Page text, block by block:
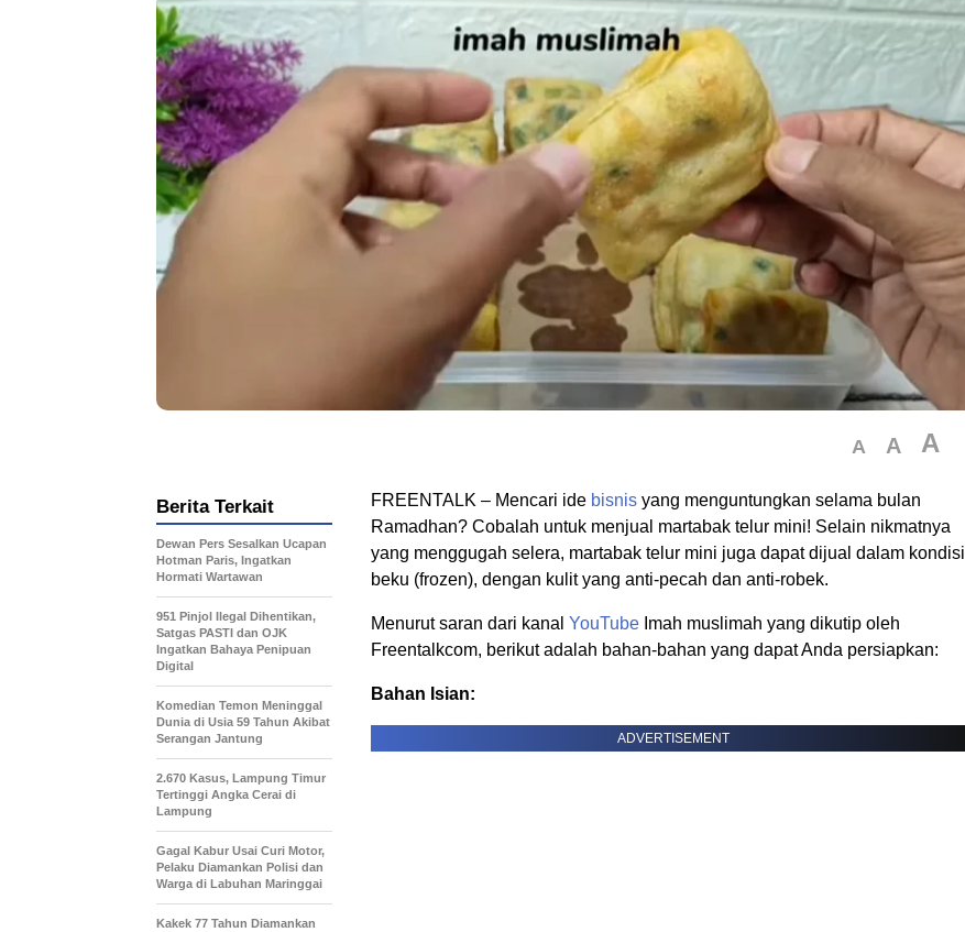
A A A
FREENTALK – Mencari ide bisnis yang menguntungkan selama bulan
Ramadhan? Cobalah untuk menjual martabak telur mini! Selain nikmatnya
yang menggugah selera, martabak telur mini juga dapat dijual dalam kondisi
beku (frozen), dengan kulit yang anti-pecah dan anti-robek.
Menurut saran dari kanal YouTube Imah muslimah yang dikutip oleh
Freentalkcom, berikut adalah bahan-bahan yang dapat Anda persiapkan:
Bahan Isian:
ADVERTISEMENT
Berita Terkait
Dewan Pers Sesalkan Ucapan
Hotman Paris, Ingatkan
Hormati Wartawan
951 Pinjol Ilegal Dihentikan,
Satgas PASTI dan OJK
Ingatkan Bahaya Penipuan
Digital
Komedian Temon Meninggal
Dunia di Usia 59 Tahun Akibat
Serangan Jantung
2.670 Kasus, Lampung Timur
Tertinggi Angka Cerai di
Lampung
Gagal Kabur Usai Curi Motor,
Pelaku Diamankan Polisi dan
Warga di Labuhan Maringgai
Kakek 77 Tahun Diamankan